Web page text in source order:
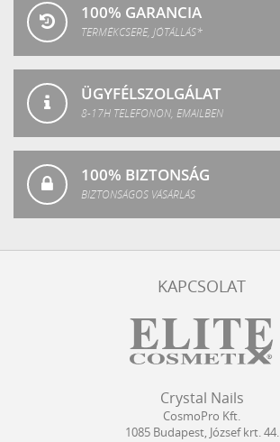
100% GARANCIA
TERMÉKCSERE, JÓTÁLLÁS*
ÜGYFÉLSZOLGÁLAT
8-17H TELEFONON, EMAILBEN
100% BIZTONSÁG
BIZTONSÁGOS VÁSÁRLÁS
KAPCSOLAT
Nails
Kft.
Crystal Nails
CosmoPro Kft.
1085 Budapest, József krt. 44.